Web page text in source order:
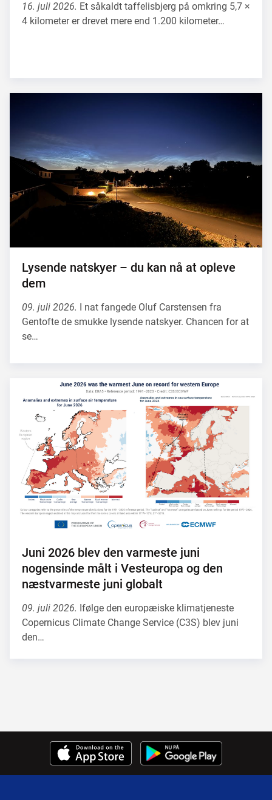
16. juli 2026. Et såkaldt taffelisbjerg på omkring 5,7 ×
4 kilometer er drevet mere end 1.200 kilometer…
Lysende natskyer – du kan nå at opleve
dem
09. juli 2026. I nat fangede Oluf Carstensen fra
Gentofte de smukke lysende natskyer. Chancen for at
se…
Juni 2026 blev den varmeste juni
nogensinde målt i Vesteuropa og den
næstvarmeste juni globalt
09. juli 2026. Ifølge den europæiske klimatjeneste
Copernicus Climate Change Service (C3S) blev juni
den…